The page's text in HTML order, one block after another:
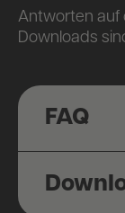
Antworten auf
Downloads
FAQ